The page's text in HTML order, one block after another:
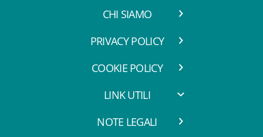
CHI SIAMO
PRIVACY POLICY
COOKIE POLICY
LINK UTILI
NOTE LEGALI